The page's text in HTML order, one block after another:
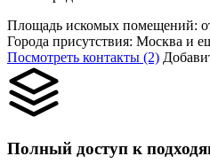
Площадь искомых помещений:
Города присутствия: Москва и
Посмотреть контакты (2)
Полный доступ к